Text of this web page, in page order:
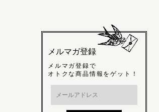
メルマガ登録
メルマガ登録で
オトクな商品情報をゲット！